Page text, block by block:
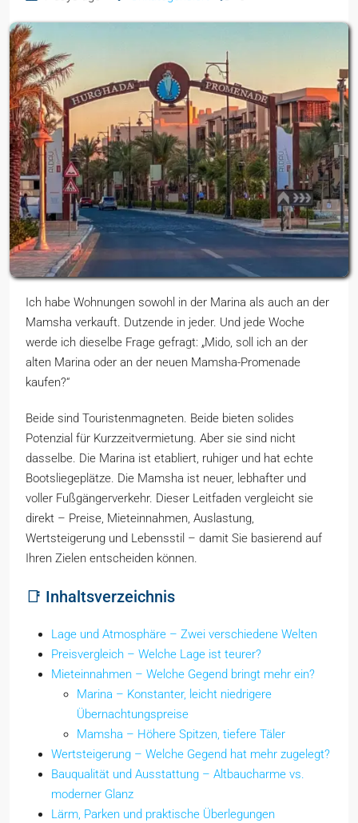
Ich habe Wohnungen sowohl in der Marina als auch an der
Mamsha verkauft. Dutzende in jeder. Und jede Woche
werde ich dieselbe Frage gefragt: „Mido, soll ich an der
alten Marina oder an der neuen Mamsha-Promenade
kaufen?“
Beide sind Touristenmagneten. Beide bieten solides
Potenzial für Kurzzeitvermietung. Aber sie sind nicht
dasselbe. Die Marina ist etabliert, ruhiger und hat echte
Bootsliegeplätze. Die Mamsha ist neuer, lebhafter und
voller Fußgängerverkehr. Dieser Leitfaden vergleicht sie
direkt – Preise, Mieteinnahmen, Auslastung,
Wertsteigerung und Lebensstil – damit Sie basierend auf
Ihren Zielen entscheiden können.
📑 Inhaltsverzeichnis
Lage und Atmosphäre – Zwei verschiedene Welten
Preisvergleich – Welche Lage ist teurer?
Mieteinnahmen – Welche Gegend bringt mehr ein?
Marina – Konstanter, leicht niedrigere
Übernachtungspreise
Mamsha – Höhere Spitzen, tiefere Täler
Wertsteigerung – Welche Gegend hat mehr zugelegt?
Bauqualität und Ausstattung – Altbaucharme vs.
moderner Glanz
Lärm, Parken und praktische Überlegungen